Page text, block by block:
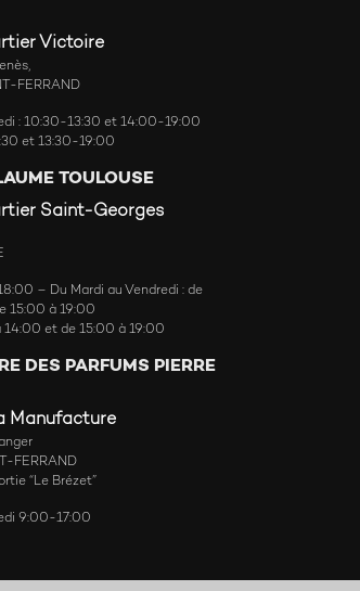
Victoire
FERRAND
: 10:30-13:30 et 14:00-19:00
et 13:30-19:00
TOULOUSE
Saint-Georges
– Du Mardi au Vendredi : de
15:00 à 19:00
14:00 et de 15:00 à 19:00
DES PARFUMS PIERRE
Manufacture
FERRAND
“Le Brézet”
9:00-17:00